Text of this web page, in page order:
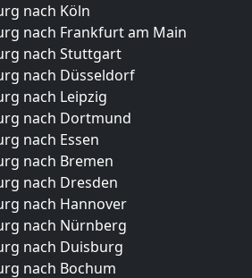
nach Köln
nach Frankfurt am Main
nach Stuttgart
nach Düsseldorf
nach Leipzig
nach Dortmund
nach Essen
nach Bremen
nach Dresden
nach Hannover
nach Nürnberg
nach Duisburg
nach Bochum